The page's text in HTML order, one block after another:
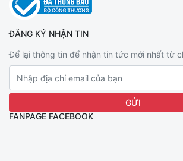
ĐĂNG KÝ NHẬN TIN
Để lại thông tin để nhận tin tức mới nhất từ
FANPAGE FACEBOOK